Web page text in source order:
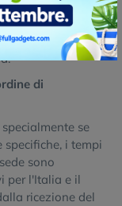
di base e il
bordo merrow).
di
se
i tempi
sono
per l'Italia e il
ricezione del